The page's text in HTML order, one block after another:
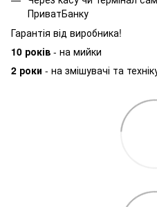
ПриватБанку
Гарантія від виробника!
10 років - на мийки
2 роки - на змішувачі та